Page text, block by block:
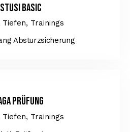
Basic
Tiefen, Trainings
Absturzsicherung
Prüfung
Tiefen, Trainings